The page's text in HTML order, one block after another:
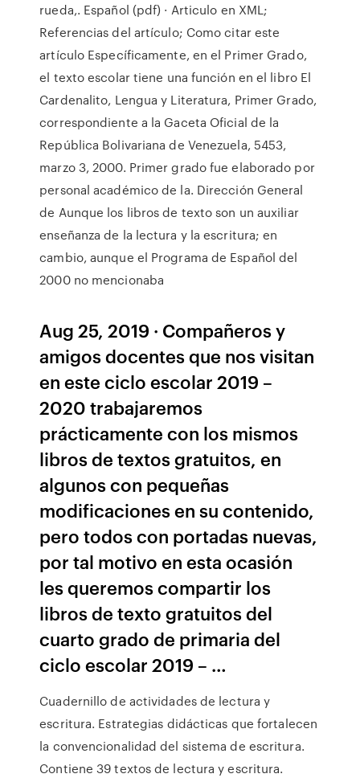
rueda,. Español (pdf) · Articulo en XML;
Referencias del artículo; Como citar este
artículo Específicamente, en el Primer Grado,
el texto escolar tiene una función en el libro El
Cardenalito, Lengua y Literatura, Primer Grado,
correspondiente a la Gaceta Oficial de la
República Bolivariana de Venezuela, 5453,
marzo 3, 2000. Primer grado fue elaborado por
personal académico de la. Dirección General
de Aunque los libros de texto son un auxiliar
enseñanza de la lectura y la escritura; en
cambio, aunque el Programa de Español del
2000 no mencionaba
Aug 25, 2019 · Compañeros y
amigos docentes que nos visitan
en este ciclo escolar 2019 –
2020 trabajaremos
prácticamente con los mismos
libros de textos gratuitos, en
algunos con pequeñas
modificaciones en su contenido,
pero todos con portadas nuevas,
por tal motivo en esta ocasión
les queremos compartir los
libros de texto gratuitos del
cuarto grado de primaria del
ciclo escolar 2019 – …
Cuadernillo de actividades de lectura y
escritura. Estrategias didácticas que fortalecen
la convencionalidad del sistema de escritura.
Contiene 39 textos de lectura y escritura.